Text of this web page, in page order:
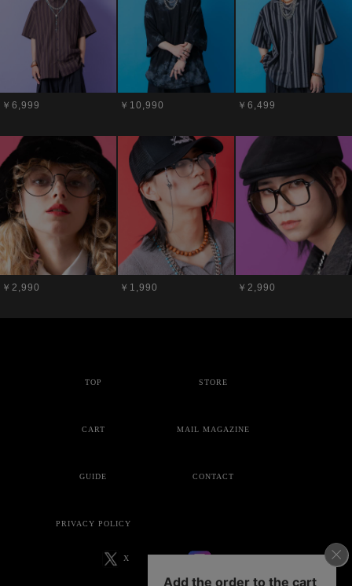
￥6,999 ￥10,990 ￥6,499
￥2,990 ￥1,990 ￥2,990
TOP STORE
CART MAIL MAGAZINE
GUIDE CONTACT
PRIVACY POLICY
X